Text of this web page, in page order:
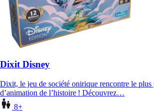
Dixit Disney
Dixit, le jeu de société onirique rencontre le plus
d’animation de l’histoire ! Découvrez…
8+